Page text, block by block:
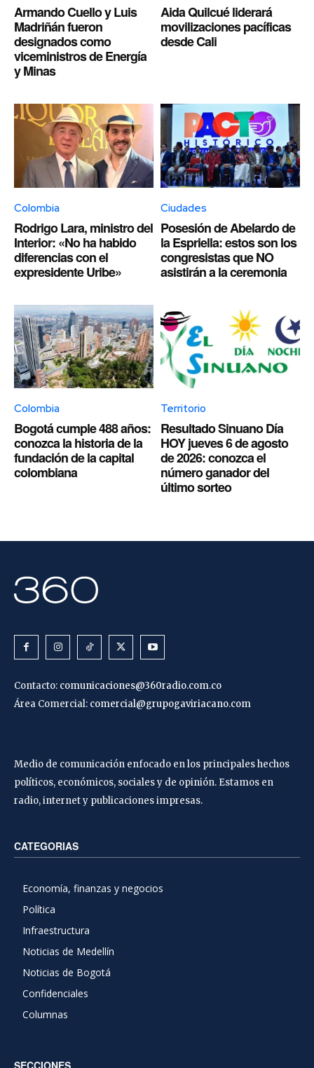
Armando Cuello y Luis
Madriñán fueron
designados como
viceministros de Energía
y Minas
Aida Quilcué liderará
movilizaciones pacíficas
desde Cali
Colombia
Rodrigo Lara, ministro del
Interior: «No ha habido
diferencias con el
expresidente Uribe»
Ciudades
Posesión de Abelardo de
la Espriella: estos son los
congresistas que NO
asistirán a la ceremonia
Colombia
Bogotá cumple 488 años:
conozca la historia de la
fundación de la capital
colombiana
Territorio
Resultado Sinuano Día
HOY jueves 6 de agosto
de 2026: conozca el
número ganador del
último sorteo
Contacto: comunicaciones@360radio.com.co
Área Comercial: comercial@grupogaviriacano.com
Medio de comunicación enfocado en los principales hechos
políticos, económicos, sociales y de opinión. Estamos en
radio, internet y publicaciones impresas.
CATEGORIAS
Economía, finanzas y negocios
Política
Infraestructura
Noticias de Medellín
Noticias de Bogotá
Confidenciales
Columnas
SECCIONES